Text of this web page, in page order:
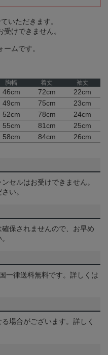
いただきます。
けできません。
ムです。
胸幅 着丈 袖丈
46cm 72cm
22cm
49cm 75cm
23cm
52cm 78cm
24cm
55cm 81cm
25cm
58cm 84cm 26cm
セルはお受けできません。
い。
保されませんので、お早め
一律送料無料です。詳しくは
場合がございます。詳しく